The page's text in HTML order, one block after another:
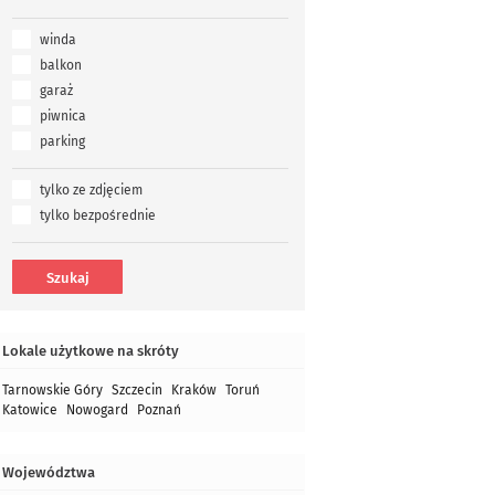
winda
balkon
garaż
piwnica
parking
tylko ze zdjęciem
tylko bezpośrednie
Lokale użytkowe na skróty
Tarnowskie Góry Szczecin Kraków Toruń
Katowice
Nowogard Poznań
Województwa